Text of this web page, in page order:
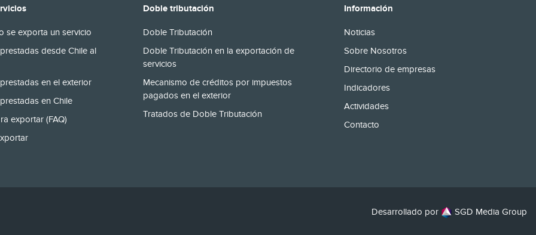
se exporta un servicio
desde Chile al
en el exterior
en Chile
exportar (FAQ)
Doble tributación
Doble Tributación
Doble Tributación en la exportación de
servicios
Mecanismo de créditos por impuestos
pagados en el exterior
Tratados de Doble Tributación
Información
Noticias
Sobre Nosotros
Directorio de empresas
Indicadores
Actividades
Contacto
Desarrollado por SGD Media Group